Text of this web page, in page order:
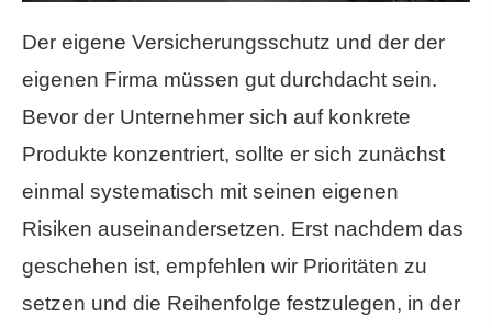
Der eigene Versicherungsschutz und der der
eigenen Firma müssen gut durchdacht sein.
Bevor der Unternehmer sich auf konkrete
Produkte konzentriert, sollte er sich zunächst
einmal systematisch mit seinen eigenen
Risiken auseinandersetzen. Erst nachdem das
geschehen ist, empfehlen wir Prioritäten zu
setzen und die Reihenfolge festzulegen, in der